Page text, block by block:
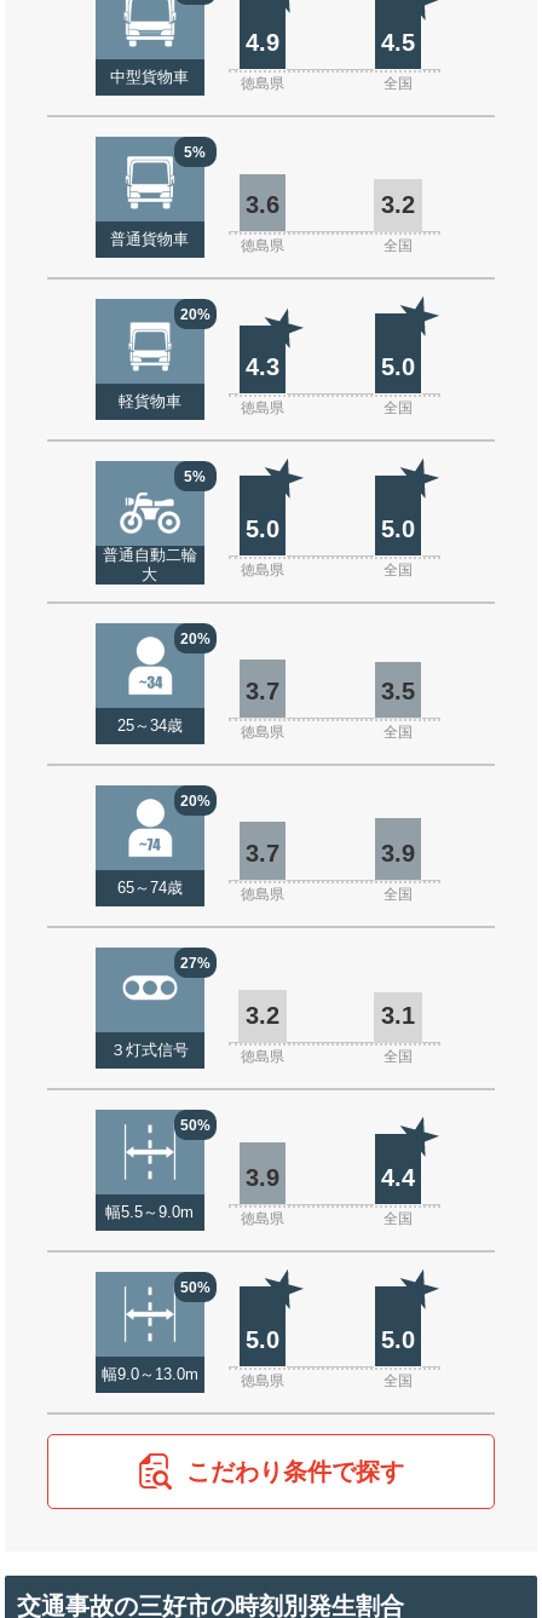
中型貨物車
4.9 4.5
徳島県 全国
5%
普通貨物車
3.6 3.2
徳島県 全国
20%
軽貨物車
4.3 5.0
徳島県 全国
5%
普通自動二輪
大
5.0 5.0
徳島県 全国
20%
25～34歳
3.7 3.5
徳島県 全国
20%
65～74歳
3.7 3.9
徳島県 全国
27%
３灯式信号
3.2 3.1
徳島県 全国
50%
幅5.5～9.0m
3.9 4.4
徳島県 全国
50%
幅9.0～13.0m
5.0 5.0
徳島県 全国
こだわり条件で探す
交通事故の三好市の時刻別発生割合